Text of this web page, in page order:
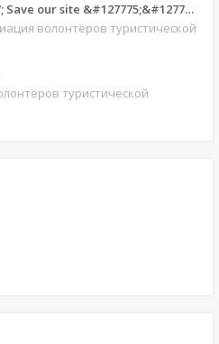
our site &#127775;&#127769;
волонтёров туристической
туристической